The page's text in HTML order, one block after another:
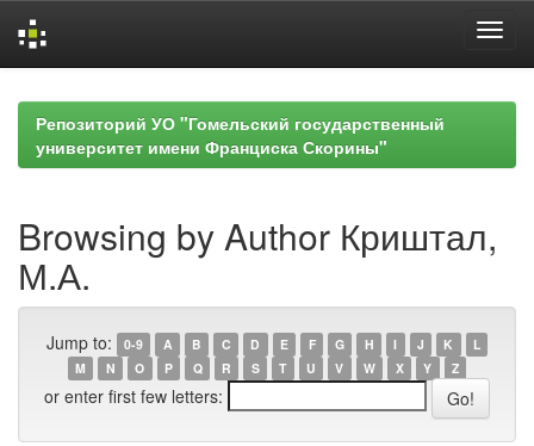
navigationРепозиторий УО "Гомельский государственный
университет имени Франциска Скорины"
Browsing by Author Криштал,
М.А.
Jump to: 0-9 A B C D E F G H I J K
L
M
N O P Q R S T U V W X Y Z
or enter first few letters: